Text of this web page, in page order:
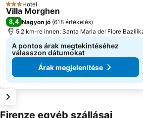
3 Kategória
Hotel
Villa Morghen
8,4 Nagyon jó (618 értékelés)
5.2 km-re innen: Santa Maria del Fiore
A pontos árak megtekintéséhez
válasszon dátumokat
Árak megjelenítése
Firenze egyéb szállásai